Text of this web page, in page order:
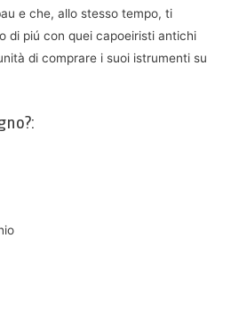
e che, allo stesso tempo, ti
di piú con quei capoeiristi antichi
di comprare i suoi istrumenti su